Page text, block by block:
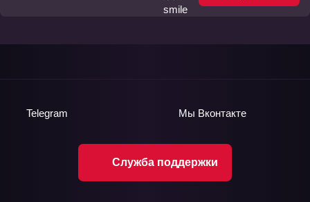
Служба поддержки
Telegram Мы Вконтакте